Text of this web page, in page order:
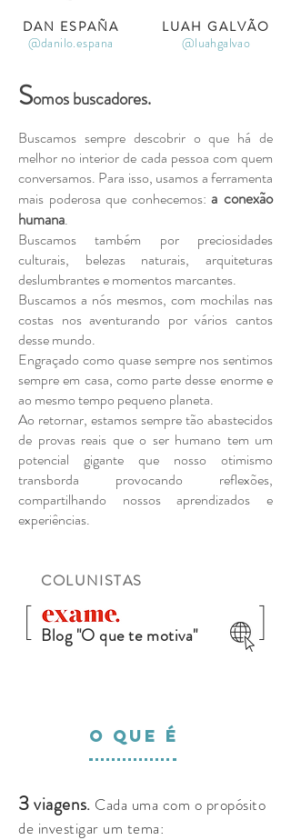
DAN ESPAÑA
@danilo.espana
LUAH GALVÃO
@luahgalvao
Somos buscadores.
Buscamos sempre descobrir o que há de
melhor no interior de cada pessoa com quem
conversamos. Para isso, usamos a ferramenta
mais poderosa que conhecemos:a conexão
humana.
Buscamos também por preciosidades
culturais, belezas naturais, arquiteturas
deslumbrantes e momentos marcantes.
Buscamos a nós mesmos, com mochilas nas
costas nos aventurando por vários cantos
desse mundo.
Engraçado como quase sempre nos sentimos
sempre em casa, como parte desse enorme e
ao mesmo tempo pequeno planeta.
Ao retornar, estamos sempre tão abastecidos
de provas reais que o ser humano tem um
potencial gigante que nosso otimismo
transborda provocando reflexões,
compartilhando nossos aprendizados e
experiências.
COLUNISTAS
[ Blog "O que te motiva" ]
O QUE É
3viagens. Cada uma com o propósito
de investigar um tema: